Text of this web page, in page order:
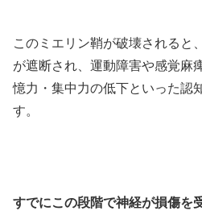
このミエリン鞘が破壊されると
が遮断され、運動障害や感覚麻
憶力・集中力の低下といった認
す。
すでにこの段階で神経が損傷を